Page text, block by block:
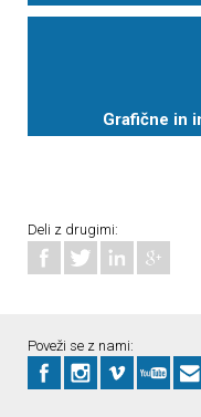
Grafične in
Deli z drugimi:
Poveži se z nami: